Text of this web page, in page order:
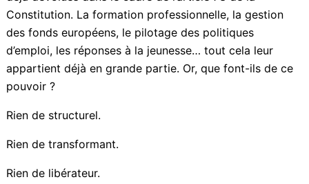
militent pour une « différenciation », pour une
« liberté locale de faire », tout en étant incapables
d’assumer les compétences déjà dévolues dans le
cadre de l’article 73 de la Constitution. La formation
professionnelle, la gestion des fonds européens, le
jeunesse… tout cela leur appartient déjà en grande